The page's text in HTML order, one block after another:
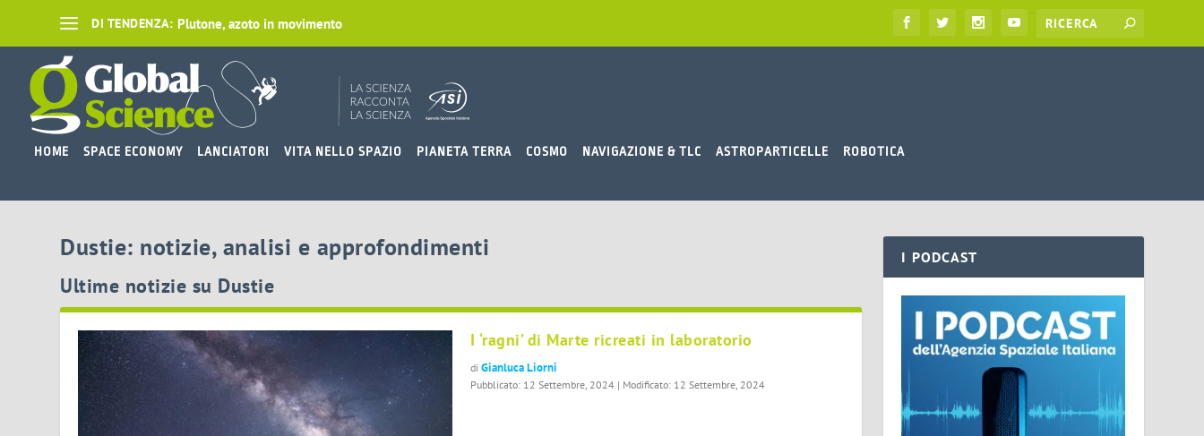
DI TENDENZA: Plutone, azoto in movimento
HOME SPACE ECONOMY LANCIATORI VITA NELLO SPAZIO PIANETA TERRA COSMO NAVIGAZIONE & TLC ASTROPARTICELLE ROBOTICA
Dustie: notizie, analisi e approfondimenti
Ultime notizie su Dustie
I ‘ragni’ di Marte ricreati in laboratorio
di Gianluca Liorni
Pubblicato: 12 Settembre, 2024 | Modificato: 12 Settembre, 2024
I PODCAST